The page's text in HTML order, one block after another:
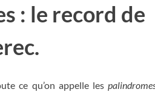
: le record de
ce qu’on appelle les